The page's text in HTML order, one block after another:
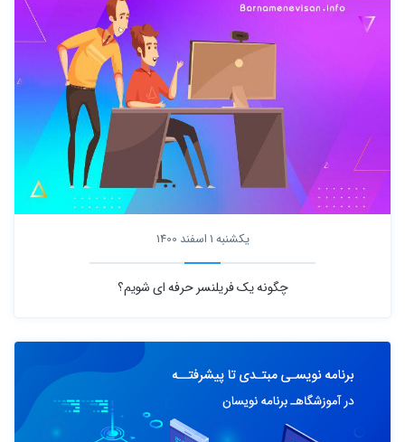
یکشنبه 1 اسفند 1400
چگونه یک فریلنسر حرفه ای شویم؟